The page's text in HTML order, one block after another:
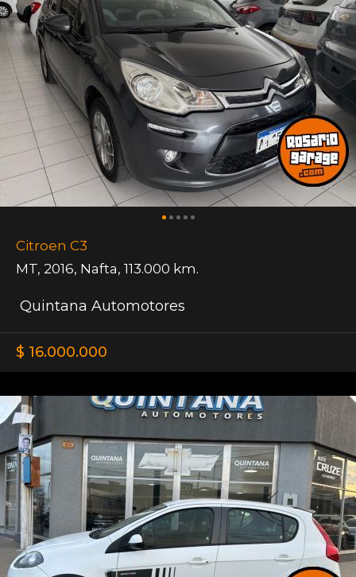
Citroen C3
MT, 2016, Nafta, 113.000 km.
Quintana Automotores
$ 16.000.000